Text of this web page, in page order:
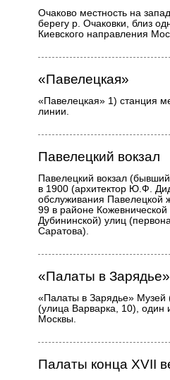
Очаково местность на
берегу р. Очаковки, близ
Киевского направления
«Павелецкая»
«Павелецкая» 1) станция
линии.
Павелецкий вокзал
Павелецкий вокзал
в 1900 (архитектор Ю.Ф.
обслуживания Павелецкой
99 в районе
Дубининской) улиц
Саратова).
«Палаты в Зарядье»
«Палаты в Зарядье»
(улица Варварка, 10), один
Москвы.
Палаты конца XVII